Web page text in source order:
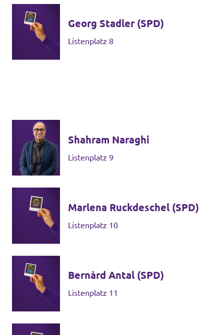
Georg Stadler (SPD)
Listenplatz 8
Shahram Naraghi
Listenplatz 9
Marlena Ruckdeschel (SPD)
Listenplatz 10
Bernàrd Antal (SPD)
Listenplatz 11